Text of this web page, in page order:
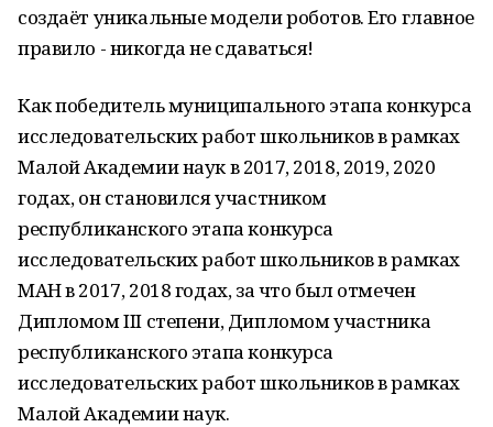
создаёт уникальные модели роботов. Его главное
правило - никогда не сдаваться!
Как победитель муниципального этапа конкурса
исследовательских работ школьников в рамках
Малой Академии наук в 2017, 2018, 2019, 2020
годах, он становился участником
республиканского этапа конкурса
исследовательских работ школьников в рамках
МАН в 2017, 2018 годах, за что был отмечен
Дипломом III степени, Дипломом участника
республиканского этапа конкурса
исследовательских работ школьников в рамках
Малой Академии наук.